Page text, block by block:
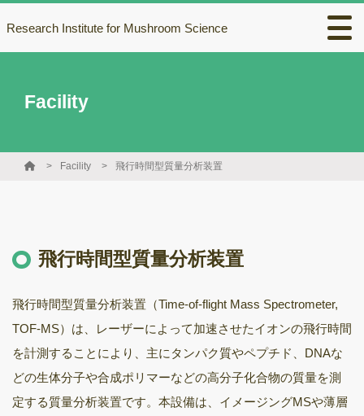
Research Institute for Mushroom Science
Facility
Facility 飛行時間型質量分析装置
飛行時間型質量分析装置
飛行時間型質量分析装置（Time-of-flight Mass Spectrometer,
TOF-MS）は、レーザーによって加速させたイオンの飛行時間
を計測することにより、主にタンパク質やペプチド、DNAな
どの生体分子や合成ポリマーなどの高分子化合物の質量を測
定する質量分析装置です。本設備は、イメージングMSや薄層